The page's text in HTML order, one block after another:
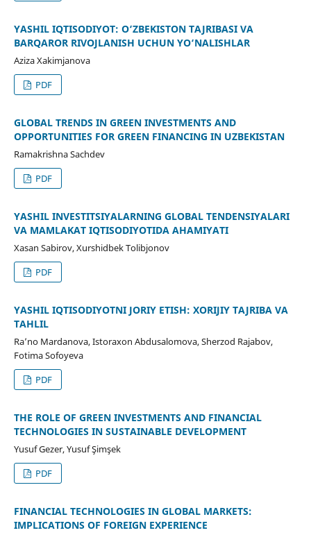
YASHIL IQTISODIYOT: O‘ZBEKISTON TAJRIBASI VA
BARQAROR RIVOJLANISH UCHUN YO‘NALISHLAR
Aziza Xakimjanova
PDF
GLOBAL TRENDS IN GREEN INVESTMENTS AND
OPPORTUNITIES FOR GREEN FINANCING IN UZBEKISTAN
Ramakrishna Sachdev
PDF
YASHIL INVESTITSIYALARNING GLOBAL TENDENSIYALARI
VA MAMLAKAT IQTISODIYOTIDA AHAMIYATI
Xasan Sabirov, Xurshidbek Tolibjonov
PDF
YASHIL IQTISODIYOTNI JORIY ETISH: XORIJIY TAJRIBA VA
TAHLIL
Ra’no Mardanova, Istoraxon Abdusalomova, Sherzod Rajabov,
Fotima Sofoyeva
PDF
THE ROLE OF GREEN INVESTMENTS AND FINANCIAL
TECHNOLOGIES IN SUSTAINABLE DEVELOPMENT
Yusuf Gezer, Yusuf Şimşek
PDF
FINANCIAL TECHNOLOGIES IN GLOBAL MARKETS:
IMPLICATIONS OF FOREIGN EXPERIENCE